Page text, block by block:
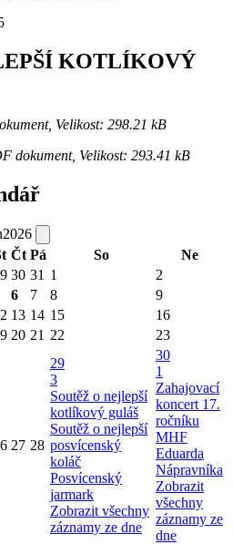
KOTLÍKOVÝ
Velikost: 298.21 kB
dokument, Velikost: 293.41 kB
2026
Čt Pá So
Ne
30 31 1
2
6 7 8
9
13 14 15
16
20 21 22 23
27 28
29
3
Soutěž o nejlepší
kotlíkový guláš
Soutěž o nejlepší
posvícenský
koláč
Posvícenský
jarmark
Zobrazit všechny
záznamy ze dne
30
1
Zahajovací
koncert 17.
ročníku
MHF
Eduarda
Nápravníka
Zobrazit
všechny
záznamy ze
dne